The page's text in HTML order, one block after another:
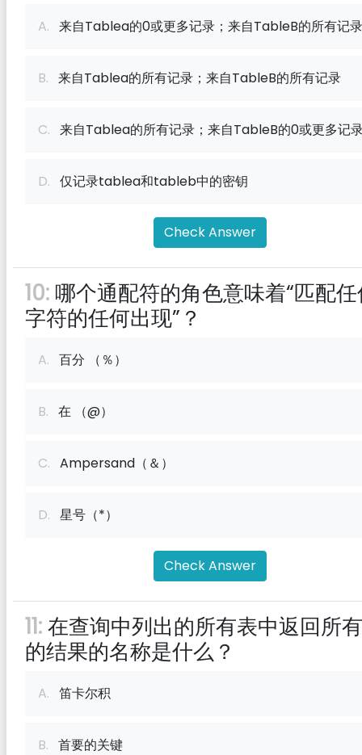
A. 来自Tablea的0或更多记录；来自TableB的所有记录
B. 来自Tablea的所有记录；来自TableB的所有记录
C. 来自Tablea的所有记录；来自TableB的0或更多记
D. 仅记录tablea和tableb中的密钥
Check Answer
10: 哪个通配符的角色意味着“匹配
字符的任何出现”？
A. 百分 （％）
B. 在 （@）
C. Ampersand（＆）
D. 星号（*）
Check Answer
11:在查询中列出的所有表中返回所
的结果的名称是什么？
A. 笛卡尔积
B. 首要的关键